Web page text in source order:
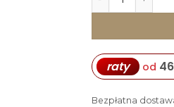
raty od
Bezpłatna